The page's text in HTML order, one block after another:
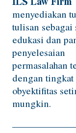
menyediakan
tulisan sebagai
edukasi dan
penyelesaian
permasalahan
dengan tingkat
obyektifitas
mungkin.